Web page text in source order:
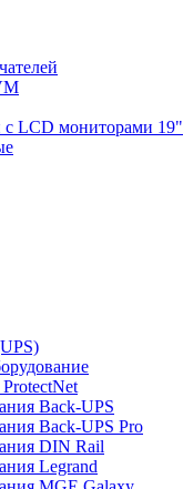
LCD мониторами 19"
Back-UPS
Back-UPS Pro
DIN Rail
Legrand